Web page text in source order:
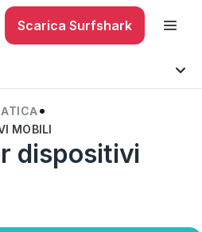
Scarica Surfshark
MOBILI
dispositivi